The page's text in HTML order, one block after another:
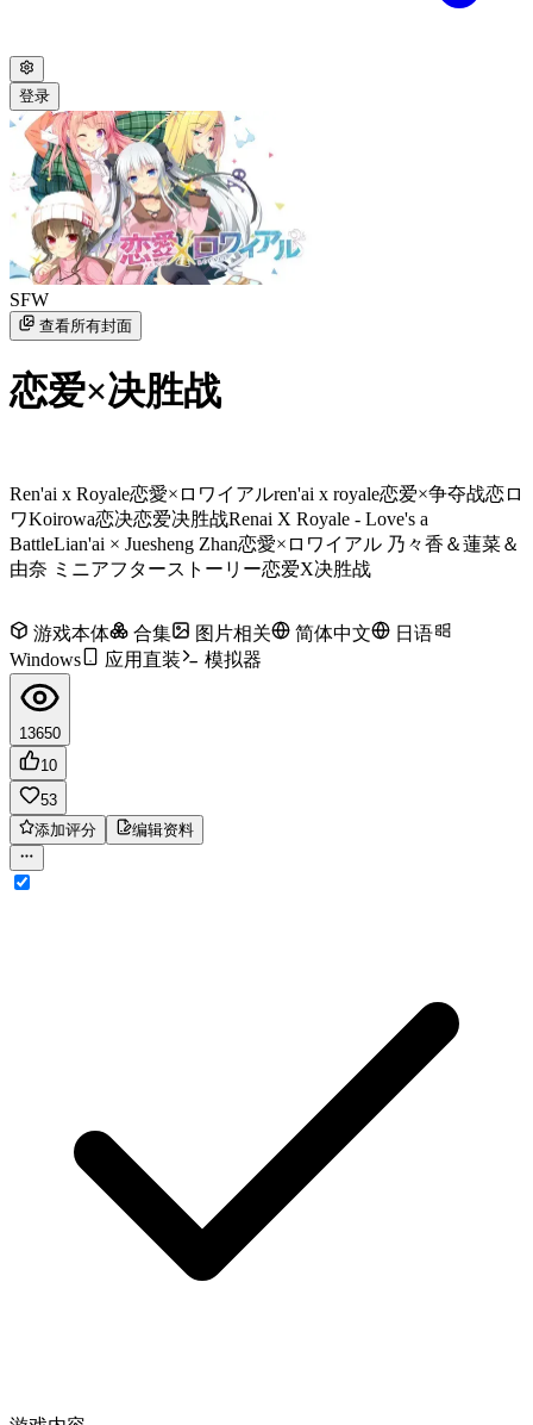
登录
SFW
查看所有封面
恋爱×决胜战
Ren'ai x Royale恋愛×ロワイアルren'ai x royale恋爱×争夺战恋ロ
ワKoirowa恋决恋爱决胜战Renai X Royale - Love's a
BattleLian'ai × Juesheng Zhan恋愛×ロワイアル 乃々香＆蓮菜＆
由奈 ミニアフターストーリー恋爱X决胜战
游戏本体 合集 图片相关 简体中文
日语
Windows
应用直装 模拟器
13650
10
53
添加评分
编辑资料